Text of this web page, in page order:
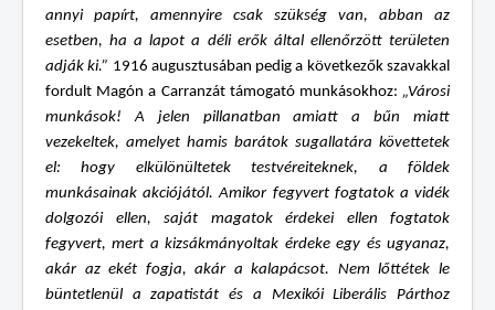
annyi papírt, amennyire csak szükség van, abban az
esetben, ha a lapot a déli erők által ellenőrzött területen
adják ki.” 1916 augusztusában pedig a következők szavakkal
fordult Magón a Carranzát támogató munkásokhoz: „Városi
munkások! A jelen pillanatban amiatt a bűn miatt
vezekeltek, amelyet hamis barátok sugallatára követtetek
el: hogy elkülönültetek testvéreiteknek, a földek
munkásainak akciójától. Amikor fegyvert fogtatok a vidék
dolgozói ellen, saját magatok érdekei ellen fogtatok
fegyvert, mert a kizsákmányoltak érdeke egy és ugyanaz,
akár az ekét fogja, akár a kalapácsot. Nem lőttétek le
büntetlenül a zapatistát és a Mexikói Liberális Párthoz